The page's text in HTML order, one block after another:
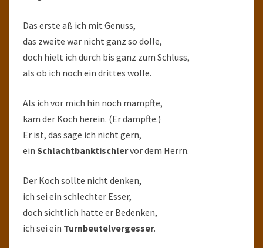
Das erste aß ich mit Genuss,
das zweite war nicht ganz so dolle,
doch hielt ich durch bis ganz zum Schluss,
als ob ich noch ein drittes wolle.
Als ich vor mich hin noch mampfte,
kam der Koch herein. (Er dampfte.)
Er ist, das sage ich nicht gern,
ein Schlachtbanktischlervor dem Herrn.
Der Koch sollte nicht denken,
ich sei ein schlechter Esser,
doch sichtlich hatte er Bedenken,
ich sei ein Turnbeutelvergesser.